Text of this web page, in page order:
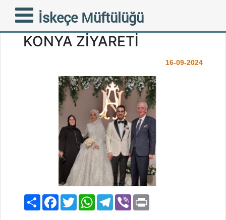
İskeçe Müftülüğü
FAZİLETLİ MÜFTÜMÜZ
MUSTAFA TRAMPA’NIN
KONYA ZİYARETİ
16-09-2024
PaylaşFacebook
TwitterWhatsAppTelegram
Viber